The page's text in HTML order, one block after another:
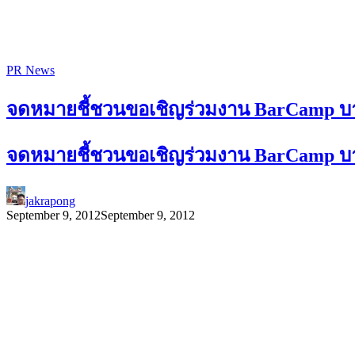
PR News
จดหมายชี้ชวนขอเชิญร่วมงาน BarCamp บ
จดหมายชี้ชวนขอเชิญร่วมงาน BarCamp บ
jakrapong
September 9, 2012September 9, 2012